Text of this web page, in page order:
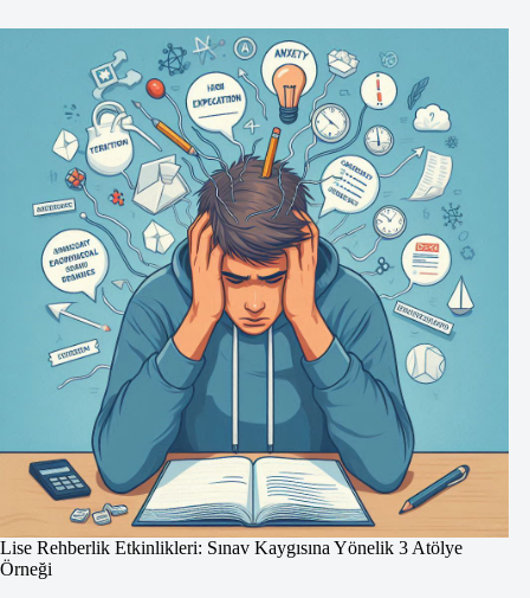
Lise Rehberlik Etkinlikleri: Sınav Kaygısına Yönelik 3 Atölye
Örneği